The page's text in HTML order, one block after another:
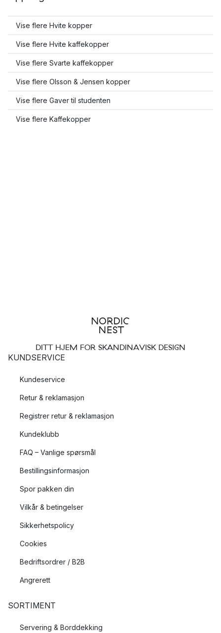
Vise flere Hvite kopper
Vise flere Hvite kaffekopper
Vise flere Svarte kaffekopper
Vise flere Olsson & Jensen kopper
Vise flere Gaver til studenten
Vise flere Kaffekopper
DITT HJEM FOR SKANDINAVISK DESIGN
KUNDSERVICE
Kundeservice
Retur & reklamasjon
Registrer retur & reklamasjon
Kundeklubb
FAQ – Vanlige spørsmål
Bestillingsinformasjon
Spor pakken din
Vilkår & betingelser
Sikkerhetspolicy
Cookies
Bedriftsordrer / B2B
Angrerett
SORTIMENT
Servering & Borddekking